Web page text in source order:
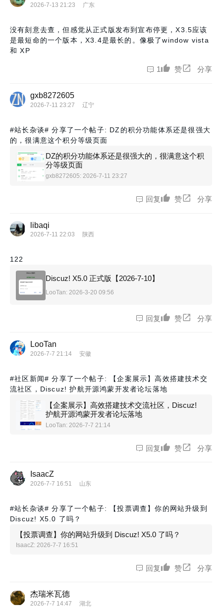
2026-7-13 21:23 广东
没有刻意去查，但感觉从正式版发布到宣布停更，X3.5应该
是最短命的一个版本，X3.4是最长的。像极了window vista
和 XP
1 赞 分享
gxb8272605
2026-7-11 23:27 辽宁
#站长杂谈# 分享了一个帖子: DZ的积分功能体系还是很强大
的，很满意这个积分等级页面
DZ的积分功能体系还是很强大的，很满意这个积
分等级页面
gxb8272605: 2026-7-11 23:27
回复 赞 分享
libaqi
2026-7-11 22:03 陕西
122
Discuz! X5.0 正式版【2026-7-10】
LooTan: 2026-3-20 09:56
回复 赞 分享
LooTan
2026-7-7 21:14 安徽
#社区新闻# 分享了一个帖子: 【企案展示】高效搭建技术交
流社区，Discuz! 护航开源鸿蒙开发者论坛落地
【企案展示】高效搭建技术交流社区，Discuz!
护航开源鸿蒙开发者论坛落地
LooTan: 2026-7-7 21:14
回复 赞 分享
IsaacZ
2026-7-7 16:51 山东
#站长杂谈# 分享了一个帖子: 【投票调查】你的网站升级到
Discuz! X5.0 了吗？
【投票调查】你的网站升级到 Discuz! X5.0 了吗？
IsaacZ: 2026-7-7 16:51
回复 赞 分享
杰瑞米瓦德
2026-7-7 14:47 湖北